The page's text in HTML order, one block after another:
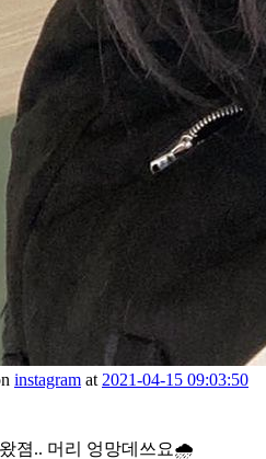
instagram at 2021-04-15 09:03:50
졈.. 머리 엉망데쓰요🌧